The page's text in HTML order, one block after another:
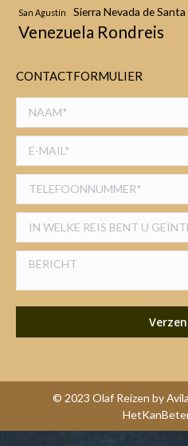
San Agustín
Sierra Nevada de
Venezuela Rondreis
CONTACTFORMULIER
© 2023 Olaf Reizen by